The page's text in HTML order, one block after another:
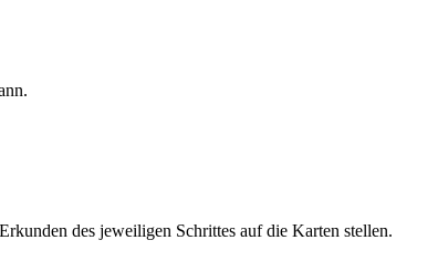
des jeweiligen Schrittes auf die Karten stellen.